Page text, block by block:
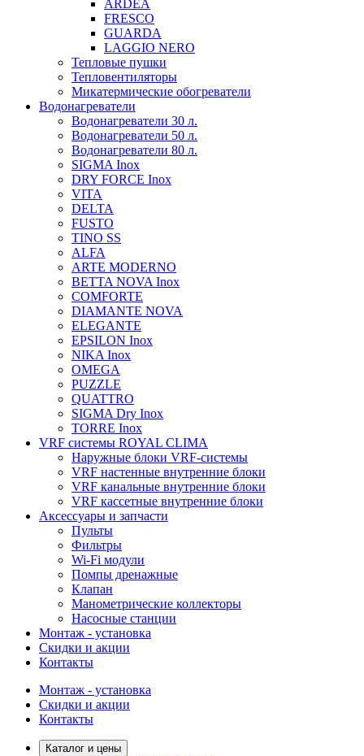
ARDEA
FRESCO
GUARDA
LAGGIO NERO
Тепловые пушки
Тепловентиляторы
Микатермические обогреватели
Водонагреватели
Водонагреватели 30 л.
Водонагреватели 50 л.
Водонагреватели 80 л.
SIGMA Inox
DRY FORCE Inox
VITA
DELTA
FUSTO
TINO SS
ALFA
ARTE MODERNO
BETTA NOVA Inox
COMFORTE
DIAMANTE NOVA
ELEGANTE
EPSILON Inox
NIKA Inox
OMEGA
PUZZLE
QUATTRO
SIGMA Dry Inox
TORRE Inox
VRF системы ROYAL CLIMA
Наружные блоки VRF-системы
VRF настенные внутренние блоки
VRF канальные внутренние блоки
VRF кассетные внутренние блоки
Аксессуары и запчасти
Пульты
Фильтры
Wi-Fi модули
Помпы дренажные
Клапан
Манометрические коллекторы
Насосные станции
Монтаж - установка
Скидки и акции
Контакты
Монтаж - установка
Скидки и акции
Контакты
Каталог и цены